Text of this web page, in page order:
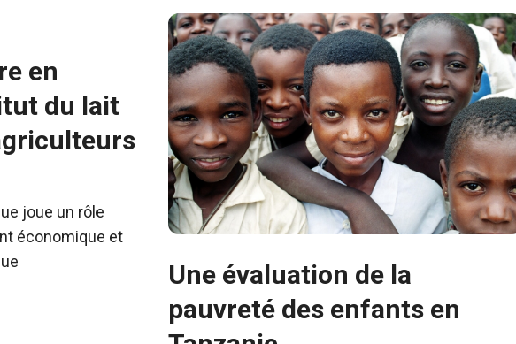
en
du lait
joue un rôle
économique et
Une évaluation de la
pauvreté des enfants en